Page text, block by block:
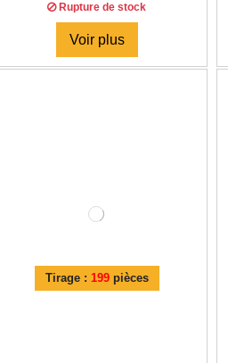
Rupture de stock
Voir plus
Tirage : 199pièces